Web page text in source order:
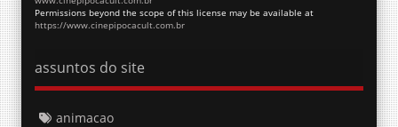
Permissions beyond the scope of this license may be available at
https://www.cinepipocacult.com.br
assuntos do site
animacao